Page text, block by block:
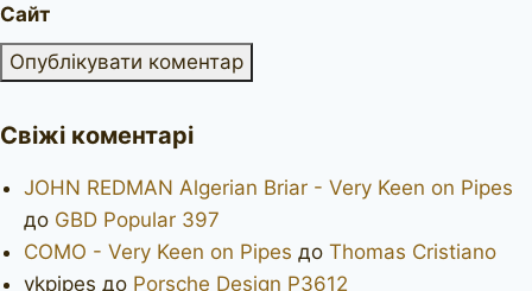
Сайт
Свіжі коментарі
JOHN REDMAN Algerian Briar - Very Keen on Pipes
до GBD Popular 397
COMO - Very Keen on Pipes до Thomas Cristiano
vkpipes до Porsche Design P3612